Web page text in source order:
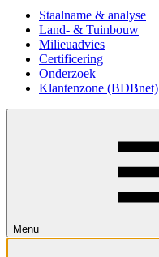
Staalname & analyse
Land- & Tuinbouw
Milieuadvies
Certificering
Onderzoek
Klantenzone (BDBnet)
Menu